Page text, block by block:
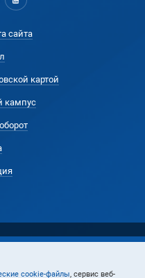
сайта
картой
кампус
университет
cookie-файлы, сервис веб-